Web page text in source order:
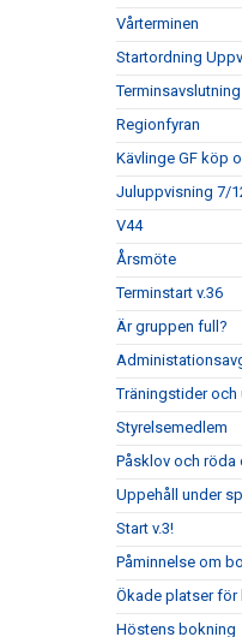
Vårterminen
Startordning
Terminsavslutning
Regionfyran
Kävlinge GF köp
Juluppvisning 7/
V44
Årsmöte
Terminstart v.36
Är gruppen full?
Träningstider
Styrelsemedlem
Påsklov och röda
Uppehåll under
Start v.3!
Påminnelse om
Ökade platser för
Höstens bokning